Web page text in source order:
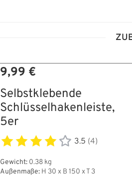
9,99 €
Selbstklebende
Schlüsselhakenleiste,
5er
3.5 (4)
Gewicht: 0.38 kg
Außenmaße: H 30 x B 150 x T 3